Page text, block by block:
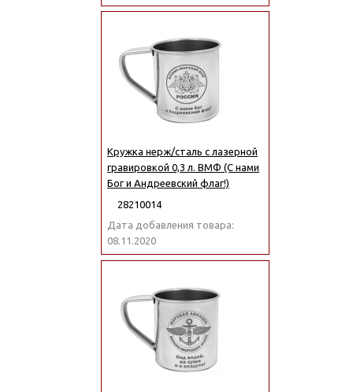
Кружка нерж/сталь с лазерной
гравировкой 0,3 л. ВМФ (С нами
Бог и Андреевский флаг!)
28210014
Дата добавления товара:
08.11.2020